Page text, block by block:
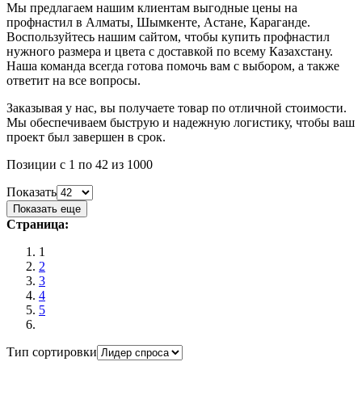
Мы предлагаем нашим клиентам выгодные цены на
профнастил в Алматы, Шымкенте, Астане, Караганде.
Воспользуйтесь нашим сайтом, чтобы купить профнастил
нужного размера и цвета с доставкой по всему Казахстану.
Наша команда всегда готова помочь вам с выбором, а также
ответит на все вопросы.
Заказывая у нас, вы получаете товар по отличной стоимости.
Мы обеспечиваем быструю и надежную логистику, чтобы ваш
проект был завершен в срок.
Позиции с 1 по 42 из 1000
Показать
Показать еще
Страница:
1
2
3
4
5
Тип сортировки